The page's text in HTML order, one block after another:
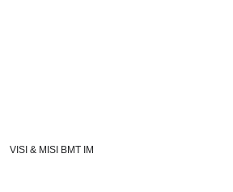
VISI & MISI BMT IM